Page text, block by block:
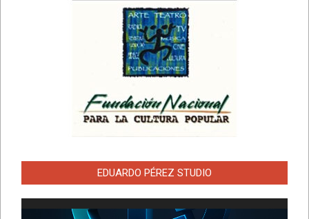
EDUARDO PÉREZ STUDIO
Reproductor